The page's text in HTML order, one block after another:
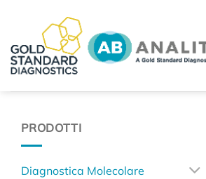
contenuti
PRODOTTI
Diagnostica Molecolare